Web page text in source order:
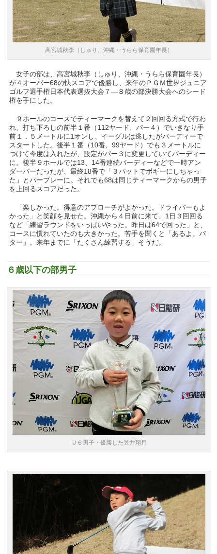
高宮城秋李（しゅり、沖縄・うらら保育園年長）
女子の部は、高宮城秋李（しゅり、沖縄・うらら保育園年長）
が４オーバー68の快スコアで優勝し、来年のＰＧＭ世界ジュニア
ゴルフ選手権日本代表選抜大会７―８歳の部決勝大会へのシード
権を手にした。
９ホールのコースでティーマークを替えて２回回る方式で行わ
れ、打ち下ろしの前半１番（112ヤード、パー４）でいきなり手
前１．５メートルに1オンし、イーグルは逃したがバーディーで
スタートした。後半１番（10番、99ヤード）でも３メートルに
つけて今度は入れたが、設定がパー３に変更していてバーディー
に。後半９ホールでは13、14番連続バーディーなどで一時アン
ダーパーだったが、最終18番で「３パットでボギーにしちゃっ
た」とパープレーに。それでも68は同じティーマークからの男子
を上回るスコアだった。
「楽しかった。得意のアプローチがよかった。ドライバーもよ
かった」と笑顔を見せた。沖縄から４日前に来て、1日３回回る
など「練習ラウンドをいっぱいやった。昨日は64で回った」と、
コースに慣れていたのも大きかった。苦手を聞くと「あるよ。パ
ター」。来年までに「たくさん練習する」そうだ。
６歳以下の部男子
Ｕ６男子・優勝した笠井翔月